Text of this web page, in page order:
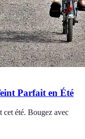
Parfait en Été
cet été. Bougez avec